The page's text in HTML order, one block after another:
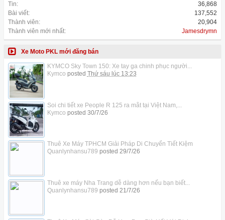
Tin:
36,868
Bài viết:
137,552
Thành viên:
20,904
Thành viên mới nhất:
Jamesdrymn
Xe Moto PKL mới đăng bán
KYMCO Sky Town 150: Xe tay ga chinh phục người...
Kymco posted Thứ sáu lúc 13:23
Soi chi tiết xe People R 125 ra mắt tại Việt Nam,...
Kymco posted 30/7/26
Thuê Xe Máy TPHCM Giải Pháp Di Chuyển Tiết Kiệm
Quanlynhansu789 posted 29/7/26
Thuê xe máy Nha Trang dễ dàng hơn nếu bạn biết...
Quanlynhansu789 posted 21/7/26